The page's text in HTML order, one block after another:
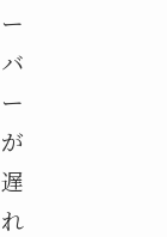
ー
バ
ー
が
遅
れ